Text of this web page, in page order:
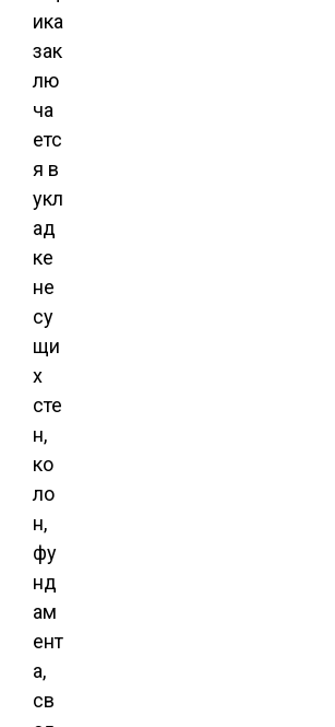
ика
зак
лю
ча
етс
я в
укл
ад
ке
не
су
щи
х
сте
н,
ко
ло
н,
фу
нд
ам
ент
а,
св